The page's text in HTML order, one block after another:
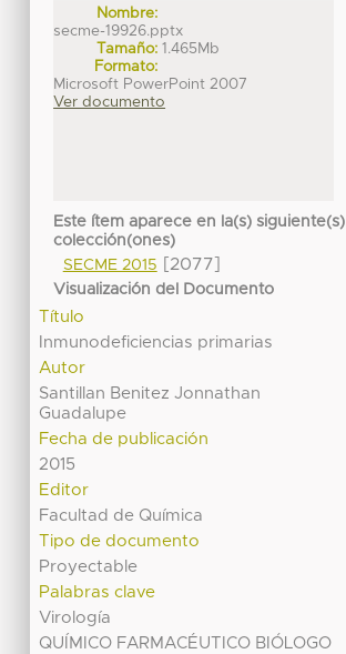
Nombre:
secme-19926.pptx
Tamaño: 1.465Mb
Formato:
Microsoft PowerPoint 2007
Ver documento
Este ítem aparece en la(s) siguiente(s)
colección(ones)
SECME 2015
[2077]
Visualización del Documento
Título
Inmunodeficiencias primarias
Autor
Santillan Benitez Jonnathan
Guadalupe
Fecha de publicación
2015
Editor
Facultad de Química
Tipo de documento
Proyectable
Palabras clave
Virología
QUÍMICO FARMACÉUTICO BIÓLOGO